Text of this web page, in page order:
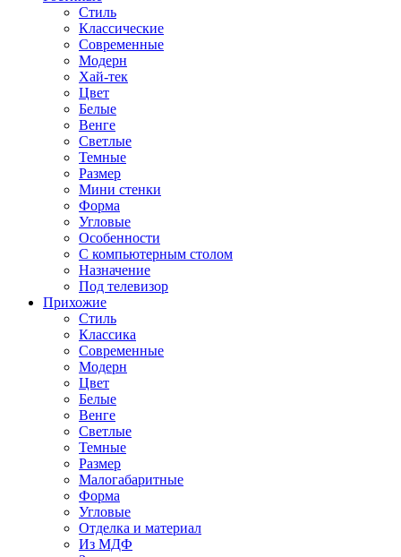
Стиль
Классические
Современные
Модерн
Хай-тек
Цвет
Белые
Венге
Светлые
Темные
Размер
Мини стенки
Форма
Угловые
Особенности
С компьютерным столом
Назначение
Под телевизор
Прихожие
Стиль
Классика
Современные
Модерн
Цвет
Белые
Венге
Светлые
Темные
Размер
Малогабаритные
Форма
Угловые
Отделка и материал
Из МДФ